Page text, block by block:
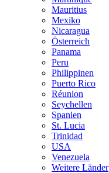
Mauritius
Mexiko
Nicaragua
Österreich
Panama
Peru
Philippinen
Puerto Rico
Réunion
Seychellen
Spanien
St. Lucia
Trinidad
USA
Venezuela
Weitere Länder